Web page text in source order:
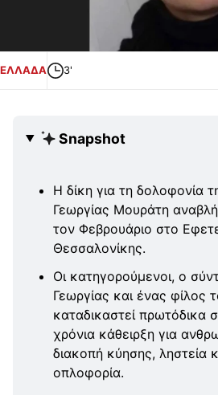
ΕΛΛΑΔΑ 3'
Snapshot
Η δίκη για τη δολοφονία
Γεωργίας Μουράτη
τον Φεβρουάριο στο
Θεσσαλονίκης.
Οι κατηγορούμενοι, ο
Γεωργίας και ένας φίλος
καταδικαστεί πρωτόδικα
χρόνια κάθειρξη για
διακοπή κύησης, ληστεία
οπλοφορία.